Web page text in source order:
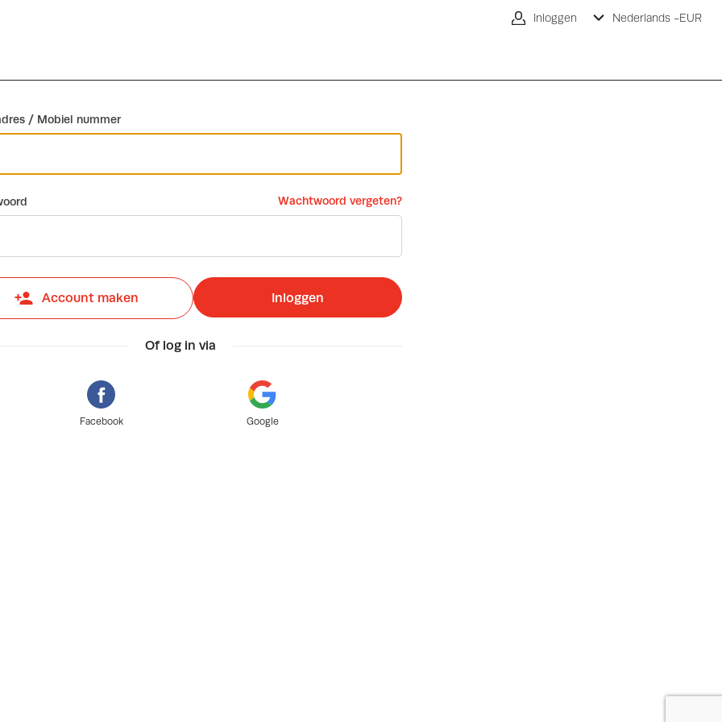
Inloggen Nederlands -EUR
/ Mobiel nummer
Wachtwoord vergeten?
Account maken Inloggen
Of log in via
Facebook Google